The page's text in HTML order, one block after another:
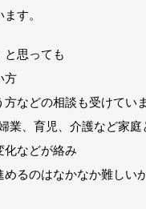
す。
思っても
方
などの相談も受けていま
業、育児、介護など家庭
化などが絡み
めるのはなかなか難しい